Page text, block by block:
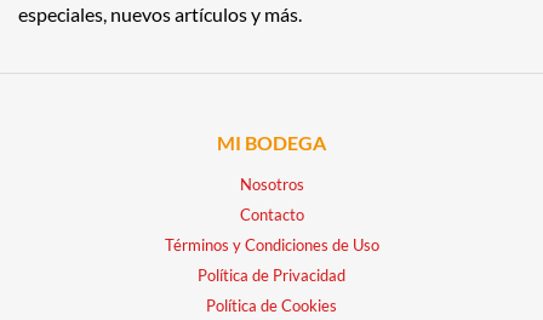
especiales, nuevos artículos y más.
MI BODEGA
Nosotros
Contacto
Términos y Condiciones de Uso
Política de Privacidad
Política de Cookies